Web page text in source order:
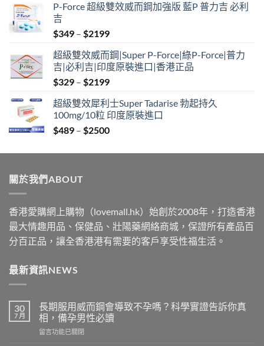
P-Force 超級雙效威而鋼加強版 藍P 普力吉 必利
吉
$349 – $2199Price
$349
through
$2199
超級雙效威而鋼|Super P-Force|綠P-Force|普力
吉|必利吉|印度原裝進口|香港正品
$329 – $2199Price
$329
through
$2199
超級雙效犀利士Super Tadarise 勃起持久
100mg/10粒 印度原裝進口
$489 – $2500Price
$489
關於我們ABOUT
香港愛購網上購物（lovemall.hk）始創於2008年，打造香港
最大情趣用品、保健品、壯陽藥網絡商城，保證所有產品百
分百正品，讓全香港港有需要的客戶享受性福生活。
最新資訊NEWS
30
7 月
長期服用威而鋼會導致不孕嗎？科學實證告訴你真
相，備孕男性必讀
在
留言功能已關閉